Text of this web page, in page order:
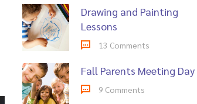
Drawing and Painting
Lessons
13 Comments
Fall Parents Meeting Day
9 Comments